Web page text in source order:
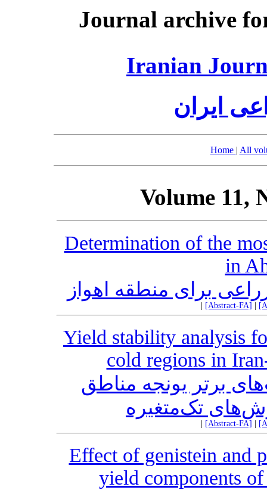
Journal archive
Iranian
ایران
Home | All
Volume 11,
Determination of the
in
برای منطقه اهواز
[Abstract-FA]
Yield stability analysis
cold regions in
برتر یونجه مناطق
تک‌متغیره
[Abstract-FA]
Effect of genistein and
yield components